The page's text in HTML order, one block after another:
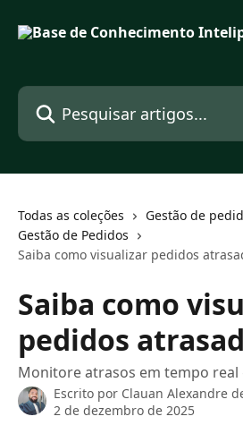
Pesquisar artigos...
Todas as coleções
Gestão de
Gestão de Pedidos
Saiba como visualizar pedidos
Saiba como
pedidos
Monitore atrasos em tempo
Escrito por Clauan Alexandre
2 de dezembro de 2025